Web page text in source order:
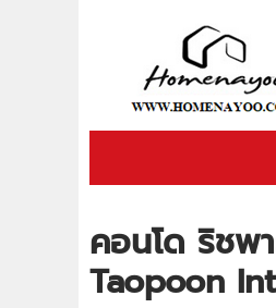
คอนโด ริชพ
Taopoon